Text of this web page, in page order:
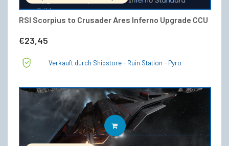
RSI Scorpius to Crusader Ares Inferno Upgrade CCU
€23,45
Verkauft durch Shipstore - Ruin Station - Pyro
IN DEN WARENKORB